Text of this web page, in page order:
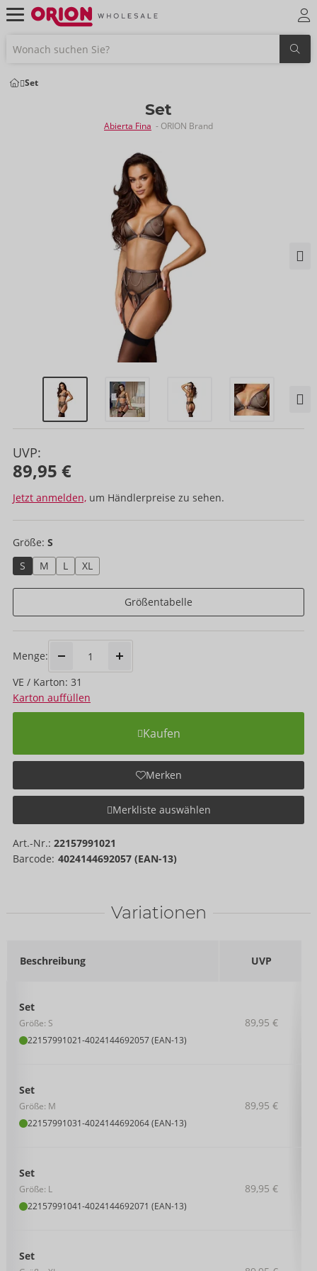
Set
Set
Abierta Fina - ORION Brand
UVP:
89,95 €
Jetzt anmelden, um Händlerpreise zu sehen.
Größe: S
S
M L XL
Größentabelle
Menge:
VE / Karton: 31
Karton auffüllen
Kaufen
Merken
Merkliste auswählen
Art.-Nr.: 22157991021
Barcode: 4024144692057 (EAN-13)
Variationen
Beschreibung UVP
Set
Größe: S
22157991021-4024144692057 (EAN-13)
89,95 €
Set
Größe: M
22157991031-4024144692064 (EAN-13)
89,95 €
Set
Größe: L
22157991041-4024144692071 (EAN-13)
89,95 €
Set